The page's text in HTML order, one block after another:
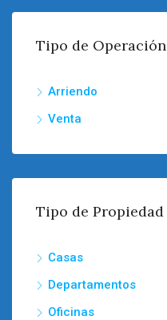
Tipo de Operación
Arriendo
Venta
Tipo de Propiedad
Casas
Departamentos
Oficinas